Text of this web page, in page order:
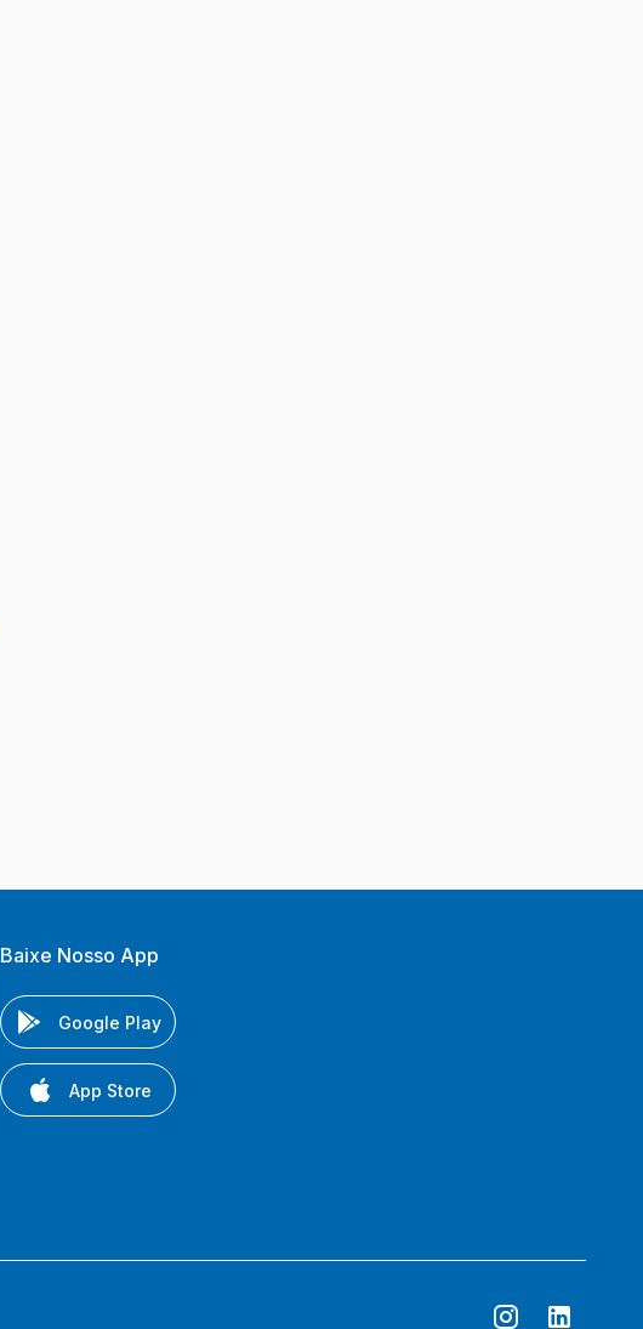
Baixe Nosso App
Google Play
App Store